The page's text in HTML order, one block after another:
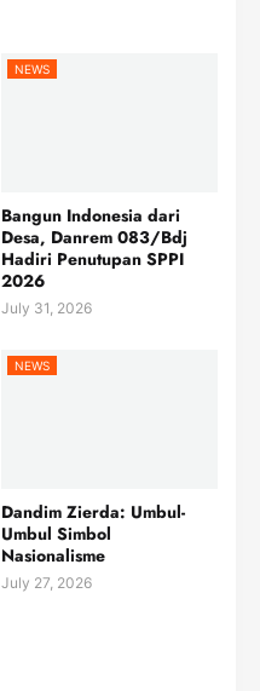
NEWS
Bangun Indonesia dari
Desa, Danrem 083/Bdj
Hadiri Penutupan SPPI
2026
July 31, 2026
NEWS
Dandim Zierda: Umbul-
Umbul Simbol
Nasionalisme
July 27, 2026